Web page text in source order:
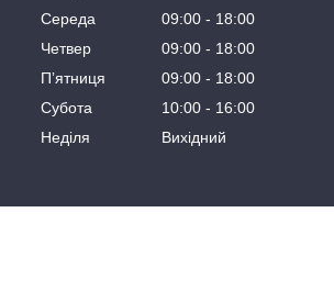
Середа
09:00
18:00
Четвер
09:00
18:00
Пʼятниця
09:00
18:00
Субота
10:00
16:00
Неділя
Вихідний